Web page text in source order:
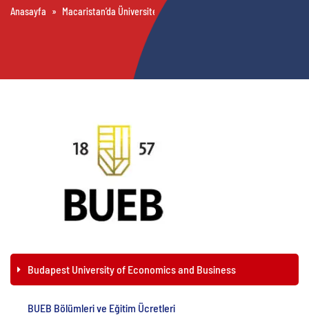
Anasayfa » Macaristan’da Üniversite Okumak
Budapest University of Economics and Business
BUEB Bölümleri ve Eğitim Ücretleri